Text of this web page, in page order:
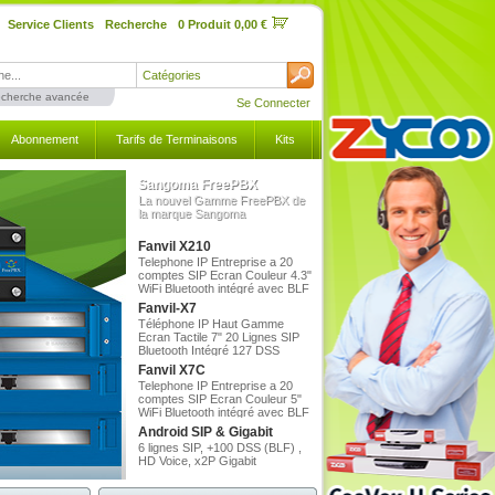
Service Clients Recherche 0 Produit 0,00 €
Catégories
avancée Se Connecter
Abonnement Tarifs de Terminaisons Kits
Sangoma FreePBX
La nouvel Gamme FreePBX de
la marque Sangoma
Fanvil X210
Telephone IP Entreprise a 20
comptes SIP Ecran Couleur 4.3"
WiFi Bluetooth intégré avec BLF
106 buttons Gigabit
Fanvil-X7
Téléphone IP Haut Gamme
Ecran Tactile 7" 20 Lignes SIP
Bluetooth Intégré 127 DSS
Fanvil X7C
Telephone IP Entreprise a 20
comptes SIP Ecran Couleur 5"
WiFi Bluetooth intégré avec BLF
60 buttons Gigabit.
Android SIP & Gigabit
6 lignes SIP, +100 DSS (BLF) ,
HD Voice, x2P Gigabit